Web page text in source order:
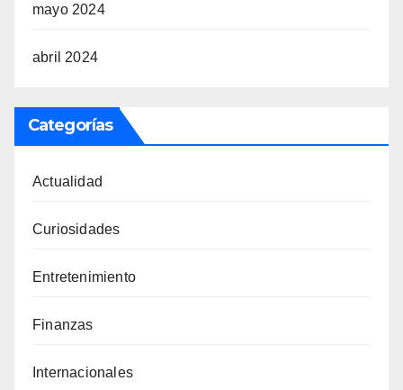
mayo 2024
abril 2024
Categorías
Actualidad
Curiosidades
Entretenimiento
Finanzas
Internacionales